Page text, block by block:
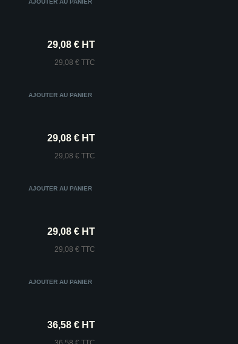
29,08 € HT
29,08 € TTC
29,08 € HT
29,08 € TTC
29,08 € HT
29,08 € TTC
36,58 € HT